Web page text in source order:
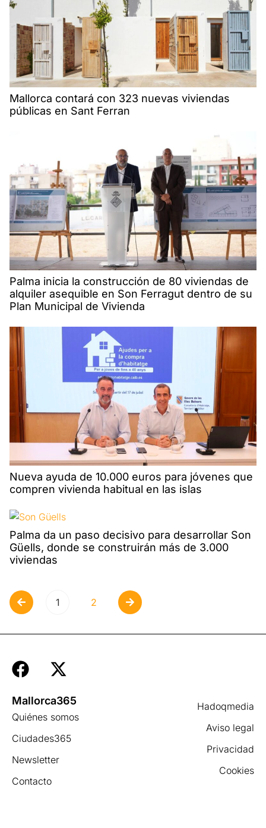
Mallorca contará con 323 nuevas viviendas
públicas en Sant Ferran
Palma inicia la construcción de 80 viviendas de
alquiler asequible en Son Ferragut dentro de su
Plan Municipal de Vivienda
Nueva ayuda de 10.000 euros para jóvenes que
compren vivienda habitual en las islas
Palma da un paso decisivo para desarrollar Son
Güells, donde se construirán más de 3.000
viviendas
1 2
Hadoqmedia
Aviso legal
Privacidad
Cookies
Mallorca365
Quiénes somos
Ciudades365
Newsletter
Contacto